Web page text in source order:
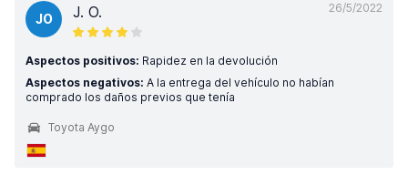
26/5/2022
JO J. O.
Aspectos positivos: Rapidez en la devolución
Aspectos negativos: A la entrega del vehículo no habían
comprado los daños previos que tenía
Toyota Aygo